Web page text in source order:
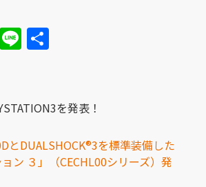
Hatena
Line
を発表！
とDUALSHOCK®3を標準装備した
ョン ３」（CECHL00シリーズ）発